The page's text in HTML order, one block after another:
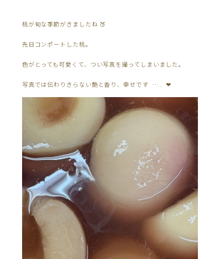
桃が旬な季節がきましたね 🍑
先日コンポートした桃。
色がとっても可愛くて、つい写真を撮ってしまいました。
写真では伝わりきらない艶と香り、幸せです ….. ❤︎